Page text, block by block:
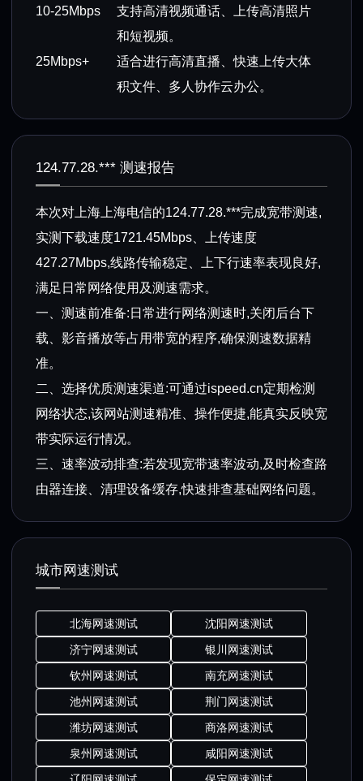
10-25Mbps
支持高清视频通话、上传高清照片
和短视频。
25Mbps+
适合进行高清直播、快速上传大体
积文件、多人协作云办公。
124.77.28.*** 测速报告
本次对上海上海电信的124.77.28.***完成宽带测速,
实测下载速度1721.45Mbps、上传速度
427.27Mbps,线路传输稳定、上下行速率表现良好,
满足日常网络使用及测速需求。
一、测速前准备:日常进行网络测速时,关闭后台下
载、影音播放等占用带宽的程序,确保测速数据精
准。
二、选择优质测速渠道:可通过ispeed.cn定期检测
网络状态,该网站测速精准、操作便捷,能真实反映宽
带实际运行情况。
三、速率波动排查:若发现宽带速率波动,及时检查路
由器连接、清理设备缓存,快速排查基础网络问题。
城市网速测试
北海网速测试
沈阳网速测试
济宁网速测试
银川网速测试
钦州网速测试
南充网速测试
池州网速测试
荆门网速测试
潍坊网速测试
商洛网速测试
泉州网速测试
咸阳网速测试